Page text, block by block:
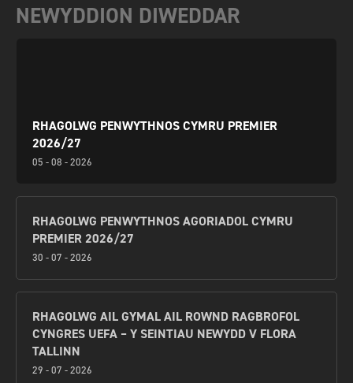
NEWYDDION DIWEDDAR
RHAGOLWG PENWYTHNOS CYMRU PREMIER
2026/27
05 - 08 - 2026
RHAGOLWG PENWYTHNOS AGORIADOL CYMRU
PREMIER 2026/27
30 - 07 - 2026
RHAGOLWG AIL GYMAL AIL ROWND RAGBROFOL
CYNGRES UEFA – Y SEINTIAU NEWYDD V FLORA
TALLINN
29 - 07 - 2026